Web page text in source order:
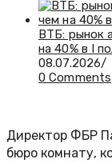
ВТБ: рынок
на 40% в I
08.07.2026/
0 Comments
Директор ФБР
бюро комнату,